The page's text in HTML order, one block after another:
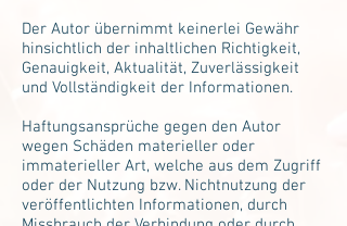
Der Autor übernimmt keinerlei Gewähr
hinsichtlich der inhaltlichen Richtigkeit,
Genauigkeit, Aktualität, Zuverlässigkeit
und Vollständigkeit der Informationen.
Haftungsansprüche gegen den Autor
wegen Schäden materieller oder
immaterieller Art, welche aus dem Zugriff
oder der Nutzung bzw. Nichtnutzung der
veröffentlichten Informationen, durch